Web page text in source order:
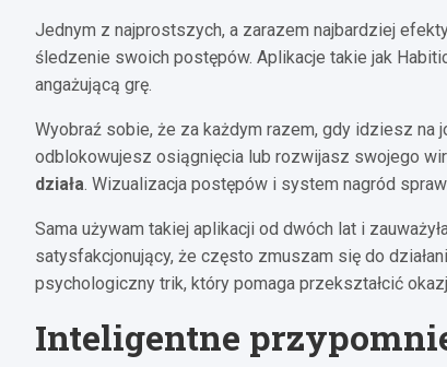
Jednym z najprostszych, a zarazem najbardziej
śledzenie swoich postępów. Aplikacje takie jak
angażującą grę.
Wyobraź sobie, że za każdym razem, gdy idziesz
odblokowujesz osiągnięcia lub rozwijasz swojego
działa. Wizualizacja postępów i system nagród
Sama używam takiej aplikacji od dwóch lat i
satysfakcjonujący, że często zmuszam się do
psychologiczny trik, który pomaga przekształcić
Inteligentne